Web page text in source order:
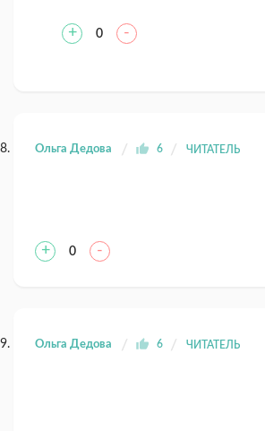
+ 0 -
Ольга Дедова 6 ЧИТАТЕЛЬ
+ 0 -
Ольга Дедова 6 ЧИТАТЕЛЬ